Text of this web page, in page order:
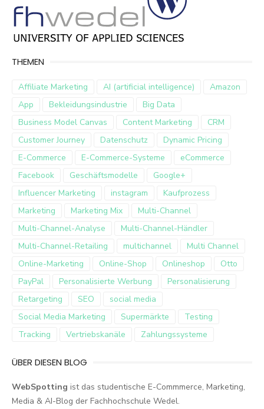
THEMEN
Affiliate Marketing AI (artificial intelligence)
Amazon
App
Bekleidungsindustrie
Big Data
Business Model Canvas
Content Marketing
CRM
Customer Journey
Datenschutz
Dynamic Pricing
E-Commerce
E-Commerce-Systeme
eCommerce
Facebook
Geschäftsmodelle
Google+
Influencer Marketing
instagram
Kaufprozess
Marketing
Marketing Mix
Multi-Channel
Multi-Channel-Analyse
Multi-Channel-Händler
Multi-Channel-Retailing
multichannel
Multi Channel
Online-Marketing
Online-Shop Onlineshop
Otto
PayPal
Personalisierte Werbung
Personalisierung
Retargeting
SEO
social media
Social Media Marketing
Supermärkte
Testing
Tracking
Vertriebskanäle Zahlungssysteme
ÜBER DIESEN BLOG
WebSpotting ist das studentische E-Commmerce, Marketing,
Media & AI-Blog der Fachhochschule Wedel.